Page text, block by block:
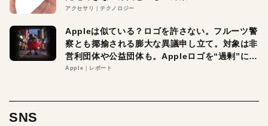
アクセサリ テクノロジー
Appleは似ている？ロゴを許さない。フルーツ警
察とも揶揄される膨大な異議申し立て。対象は非
営利団体や公益団体も。Appleロゴを“過剰”に守
る理由とは
Apple レポート
SNS